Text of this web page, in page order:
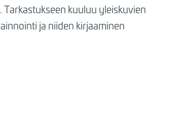
kuuluu yleiskuvien
ja niiden kirjaaminen